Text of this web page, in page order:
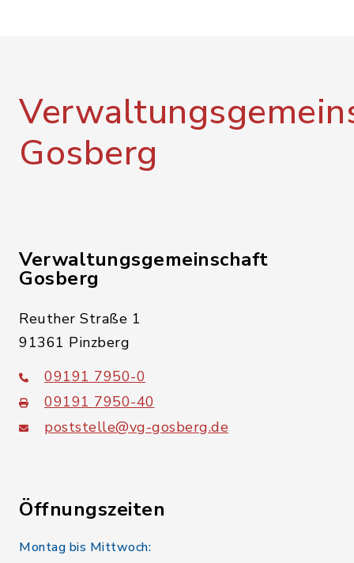
Gosberg
Verwaltungsgemeinschaft
Gosberg
Reuther Straße 1
91361 Pinzberg
09191 7950-0
09191 7950-40
poststelle@vg-gosberg.de
Öffnungszeiten
Montag bis Mittwoch: